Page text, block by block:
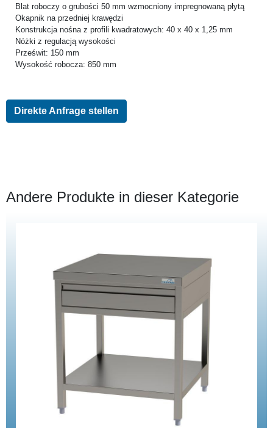
Blat roboczy o grubości 50 mm wzmocniony impregnowaną płytą
Okapnik na przedniej krawędzi
Konstrukcja nośna z profili kwadratowych: 40 x 40 x 1,25 mm
Nóżki z regulacją wysokości
Prześwit: 150 mm
Wysokość robocza: 850 mm
Direkte Anfrage stellen
Andere Produkte in dieser Kategorie